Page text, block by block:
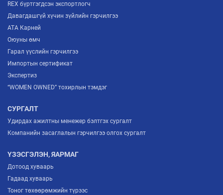
REX бүртгэгдсэн экспортлогч
Давагдашгүй хүчин зүйлийн гэрчилгээ
ATA Карней
Оюуны өмч
Гарал үүслийн гэрчилгээ
Импортын сертификат
Экспертиз
“WOMEN OWNED” тохирлын тэмдэг
СУРГАЛТ
Удирдах ажилтны менежер бэлтгэх сургалт
Компанийн засаглалын гэрчилгээ олгох сургалт
ҮЗЭСГЭЛЭН, ЯАРМАГ
Дотоод хуваарь
Гадаад хуваарь
Тоног төхөөрөмжийн түрээс